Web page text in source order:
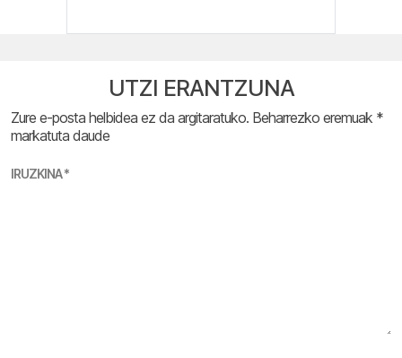
UTZI ERANTZUNA
Zure e-posta helbidea ez da argitaratuko. Beharrezko eremuak *
markatuta daude
IRUZKINA*